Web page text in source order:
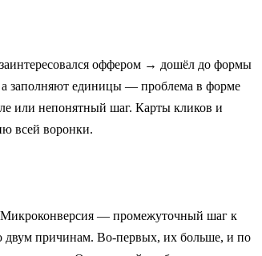
оффером → дошёл до формы
а заполняют единицы — проблема в форме
или непонятный шаг. Карты кликов и
всей воронки.
Микроконверсия — промежуточный шаг к
двум причинам. Во-первых, их больше, и по